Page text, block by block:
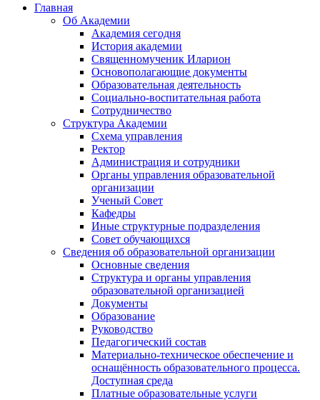
Главная
Об Академии
Академия сегодня
История академии
Священномученик Иларион
Основополагающие документы
Образовательная деятельность
Социально-воспитательная работа
Сотрудничество
Структура Академии
Схема управления
Ректор
Администрация и сотрудники
Органы управления образовательной
организации
Ученый Совет
Кафедры
Иные структурные подразделения
Совет обучающихся
Сведения об образовательной организации
Основные сведения
Структура и органы управления
образовательной организацией
Документы
Образование
Руководство
Педагогический состав
Материально-техническое обеспечение и
оснащённость образовательного процесса.
Доступная среда
Платные образовательные услуги